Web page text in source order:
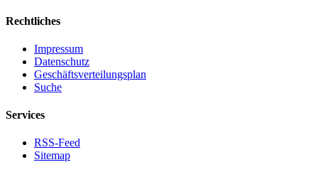
Rechtliches
Impressum
Datenschutz
Geschäftsverteilungsplan
Suche
Services
RSS-Feed
Sitemap